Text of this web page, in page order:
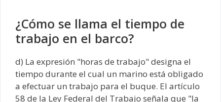
¿Cómo se llama el tiempo de
trabajo en el barco?
d) La expresión "horas de trabajo" designa el
tiempo durante el cual un marino está obligado
a efectuar un trabajo para el buque. El artículo
58 de la Ley Federal del Trabajo señala que "la